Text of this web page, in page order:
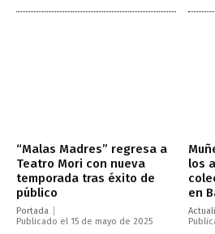
“Malas Madres” regresa a
Teatro Mori con nueva
temporada tras éxito de
público
Portada
Publicado el 15 de mayo de 2025
los
en